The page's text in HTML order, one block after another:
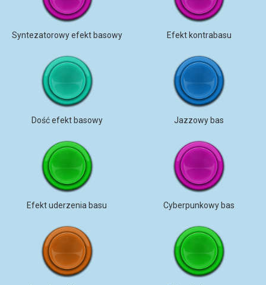
Syntezatorowy efekt basowy Efekt kontrabasu
Dość efekt basowy Jazzowy bas
Efekt uderzenia basu Cyberpunkowy bas